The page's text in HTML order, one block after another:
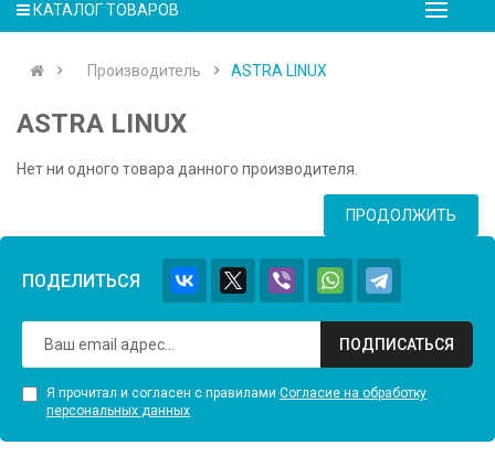
КАТАЛОГ ТОВАРОВ
Производитель ASTRA LINUX
ASTRA LINUX
Нет ни одного товара данного производителя.
ПРОДОЛЖИТЬ
ПОДЕЛИТЬСЯ
ПОДПИСАТЬСЯ
Я прочитал и согласен с правилами Согласие на обработку
персональных данных